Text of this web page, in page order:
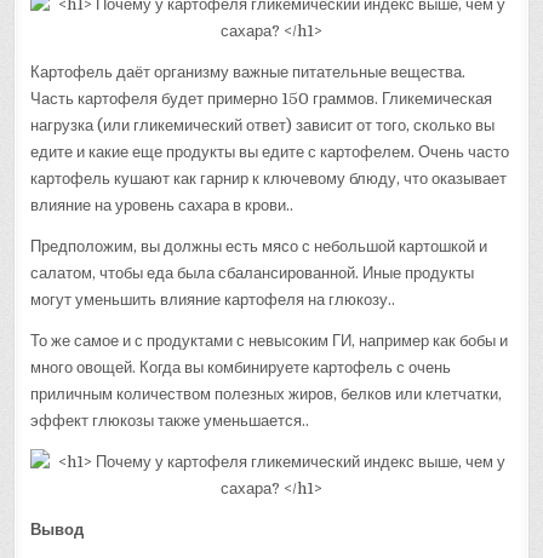
Картофель даёт организму важные питательные вещества.
Часть картофеля будет примерно 150 граммов. Гликемическая
нагрузка (или гликемический ответ) зависит от того, сколько вы
едите и какие еще продукты вы едите с картофелем. Очень часто
картофель кушают как гарнир к ключевому блюду, что оказывает
влияние на уровень сахара в крови..
Предположим, вы должны есть мясо с небольшой картошкой и
салатом, чтобы еда была сбалансированной. Иные продукты
могут уменьшить влияние картофеля на глюкозу..
То же самое и с продуктами с невысоким ГИ, например как бобы и
много овощей. Когда вы комбинируете картофель с очень
приличным количеством полезных жиров, белков или клетчатки,
эффект глюкозы также уменьшается..
Вывод